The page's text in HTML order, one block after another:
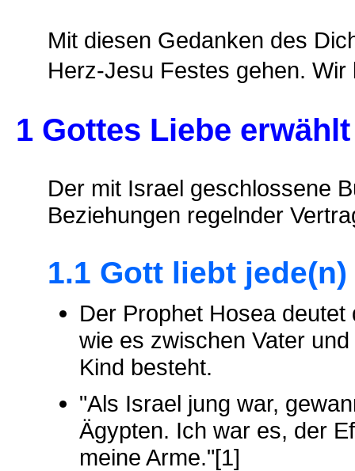
Mit diesen Gedanken des
Herz-Jesu Festes gehen.
1 Gottes Liebe
Der mit Israel geschlossene
Beziehungen regelnder
1.1 Gott liebt
Der Prophet Hosea
wie es zwischen Vater
Kind besteht.
"Als Israel jung war,
Ägypten. Ich war es, der
meine Arme."[1]